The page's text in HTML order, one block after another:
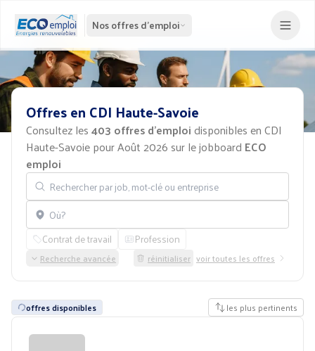
Nos offres d'emploi
OffresenCDI Haute-Savoie
Consultez les403 offres d'emploi disponibles en CDI
Haute-Savoie pour Août 2026 sur le jobboard ECO
emploi
Rechercher par job, mot-clé ou entreprise
Localisation
Contrat de travail Profession
Recherche avancée réinitialiser voir toutes les offres
offres disponibles les plus pertinents